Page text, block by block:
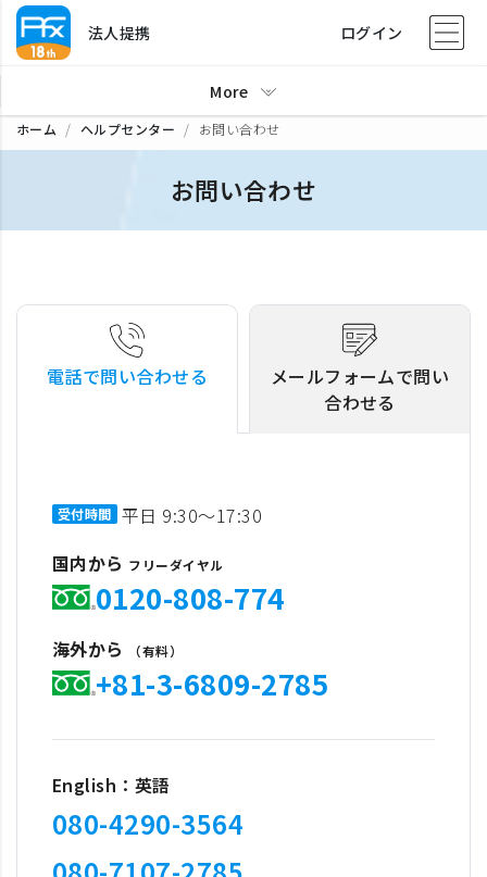
法人提携 ログイン
More
ホーム ヘルプセンター お問い合わせ
お問い合わせ
電話で問い合わせる
メールフォームで問い
合わせる
受付時間 平日 9:30～17:30
国内から フリーダイヤル
0120-808-774
海外から （有料）
+81-3-6809-2785
English：英語
080-4290-3564